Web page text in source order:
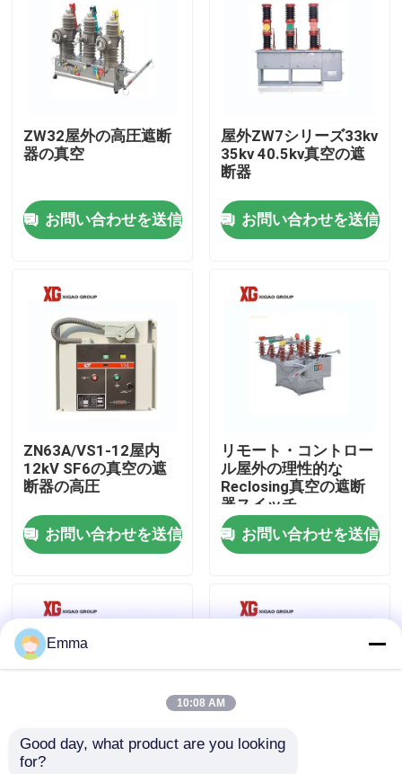
私達について
品質管理
私達に連絡しなさい
空力荷重の壊れ目スイッチ
SF6負荷壊れ目スイッチ
電力配分の開閉装置
ZW32屋外の高圧遮断
器の真空
お問い合わせを送信
屋外ZW7シリーズ33kv
35kv 40.5kv真空の遮
断器
お問い合わせを送信
ZN63A/VS1-12屋内
12kV SF6の真空の遮
断器の高圧
お問い合わせを送信
リモート・コントロー
ル屋外の理性的な
Reclosing真空の遮断
器スイッチ
お問い合わせを送信
ZW32-12G/630Aの屋
Emma
10:08 AM
Good day, what product are you looking
for?